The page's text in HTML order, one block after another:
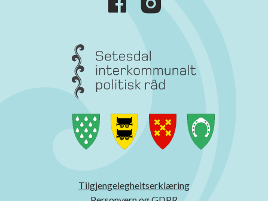
Tilgjengelegheitserklæring